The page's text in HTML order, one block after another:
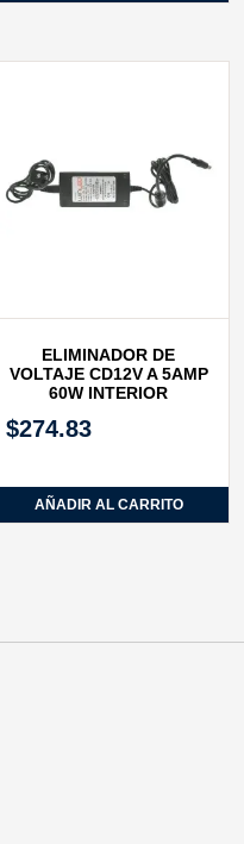
ELIMINADOR DE
VOLTAJE CD12V A 5AMP
60W INTERIOR
$274.83
AÑADIR AL CARRITO